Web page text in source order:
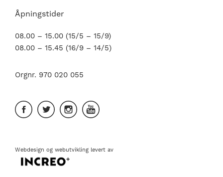
Åpningstider
08.00 – 15.00 (15/5 – 15/9)
08.00 – 15.45 (16/9 – 14/5)
Orgnr. 970 020 055
Webdesign og webutvikling levert av